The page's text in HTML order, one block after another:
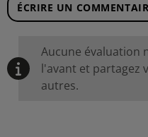
ÉCRIRE UN
Aucune évaluation
l'avant et partagez
autres.